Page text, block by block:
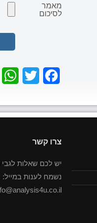
מאמר
לסיכום
Facebook
Twitter
צרו קשר
יש לכם שאלות לגבי
נשמח לענות במייל: